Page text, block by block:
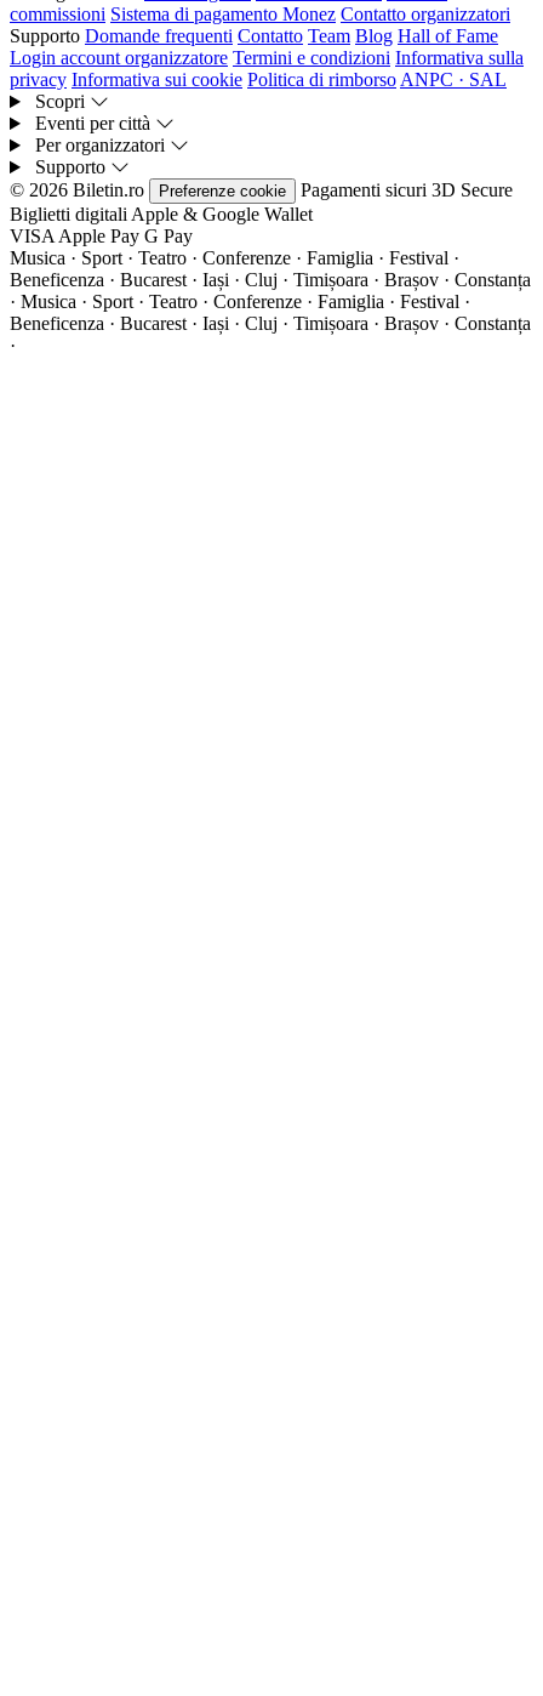
commissioni Sistema di pagamento Monez Contatto organizzatori
Supporto Domande frequenti Contatto Team Blog Hall of Fame
Login account organizzatore Termini e condizioni Informativa sulla
privacy Informativa sui cookie Politica di rimborso ANPC · SAL
Scopri
Eventi per città
Per organizzatori
Supporto
© 2026 Biletin.ro
Preferenze cookie Pagamenti sicuri 3D Secure
Biglietti digitali Apple & Google Wallet
VISA Apple Pay G Pay
Musica · Sport · Teatro · Conferenze · Famiglia · Festival ·
Beneficenza · Bucarest · Iași · Cluj · Timișoara · Brașov · Constanța
· Musica · Sport · Teatro · Conferenze · Famiglia · Festival ·
Beneficenza · Bucarest · Iași · Cluj · Timișoara · Brașov · Constanța
·